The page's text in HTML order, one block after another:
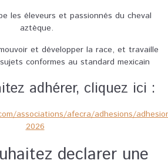
les éleveurs et passionnés du cheval
aztèque.
et développer la race, et travaille
conformes au standard mexicain
adhérer, cliquez ici :
associations/afecra/adhesions/
2026
declarer une